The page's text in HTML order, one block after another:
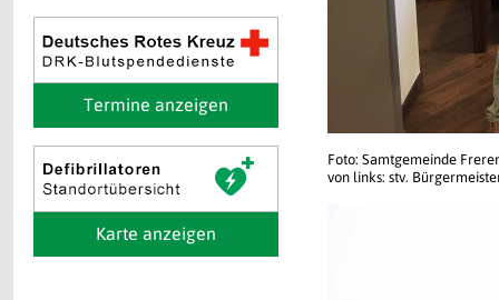
Termine anzeigen
Karte anzeigen
Foto: Samtgemeinde
von links: stv.